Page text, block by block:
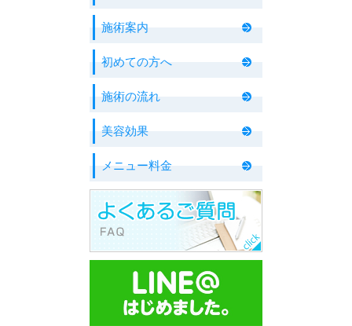
施術案内
初めての方へ
施術の流れ
美容効果
メニュー料金